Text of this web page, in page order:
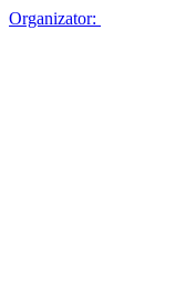
Organizator: